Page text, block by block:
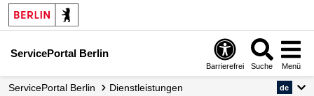
ServicePortal Berlin
Barrierefrei Suche Menü
ServicePortal Berlin
Dienstleistungen
de